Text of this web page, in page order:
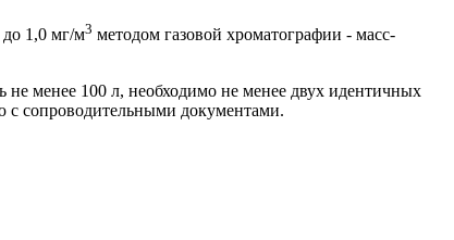
до 1,0 мг/м3 методом газовой хроматографии - масс-
не менее 100 л, необходимо не менее двух идентичных
сопроводительными документами.